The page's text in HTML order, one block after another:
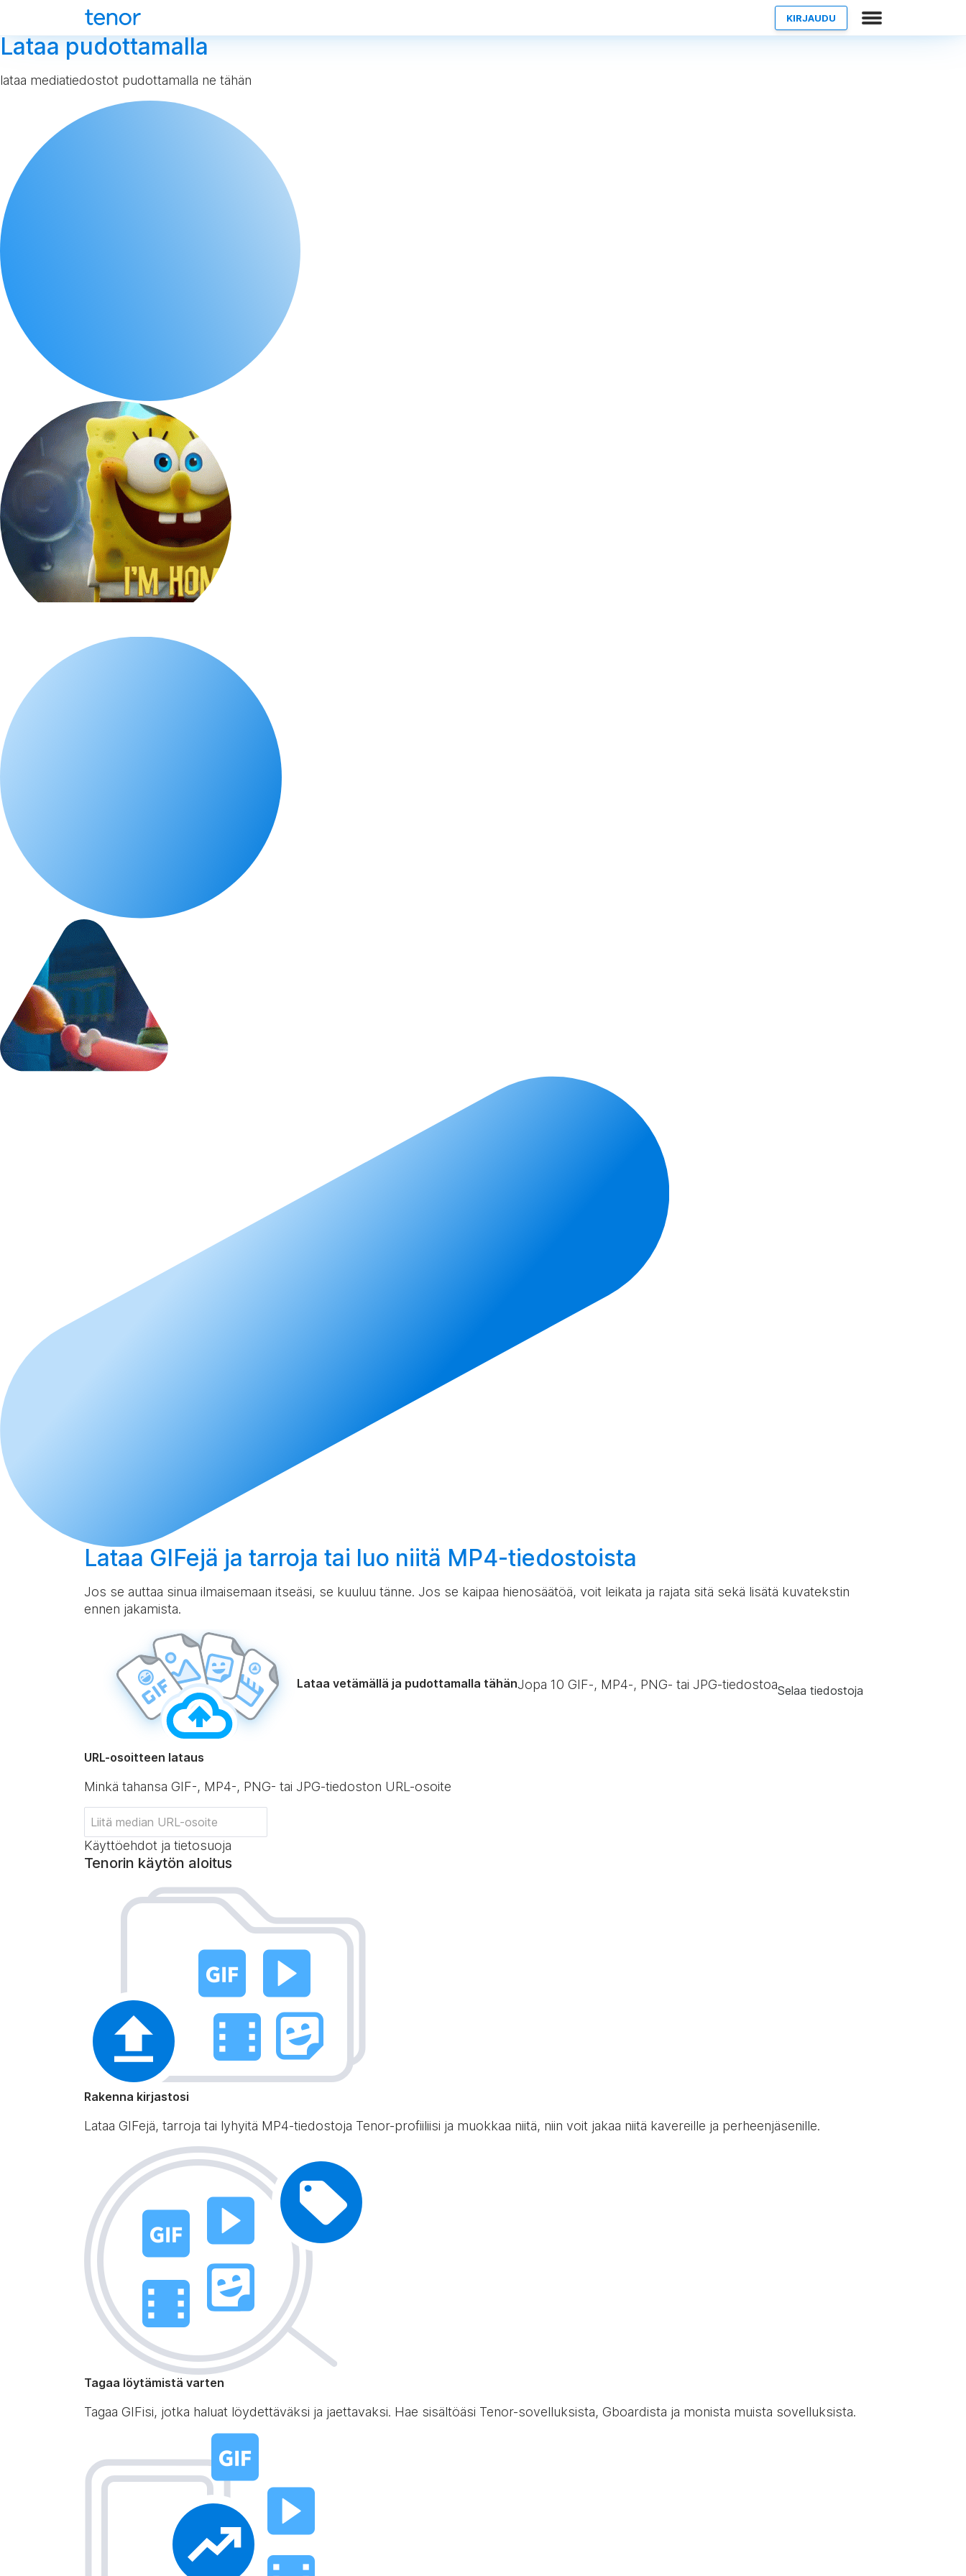
KIRJAUDU
Lataa pudottamalla
lataa mediatiedostot pudottamalla ne tähän
Lataa GIFejä ja tarroja tai luo niitä MP4-tiedostoista
Jos se auttaa sinua ilmaisemaan itseäsi, se kuuluu tänne. Jos se kaipaa hienosäätöä, voit leikata ja rajata sitä sekä lisätä kuvatekstin
ennen jakamista.
Lataa vetämällä ja pudottamalla tähänJopa 10 GIF‑, MP4‑, PNG‑ tai JPG-tiedostoaSelaa tiedostoja
URL-osoitteen lataus
Minkä tahansa GIF-, MP4-, PNG- tai JPG-tiedoston URL-osoite
Käyttöehdot ja tietosuoja
Tenorin käytön aloitus
Rakenna kirjastosi
Lataa GIFejä, tarroja tai lyhyitä MP4-tiedostoja Tenor-profiiliisi ja muokkaa niitä, niin voit jakaa niitä kavereille ja perheenjäsenille.
Tagaa löytämistä varten
Tagaa GIFisi, jotka haluat löydettäväksi ja jaettavaksi. Hae sisältöäsi Tenor-sovelluksista, Gboardista ja monista muista sovelluksista.